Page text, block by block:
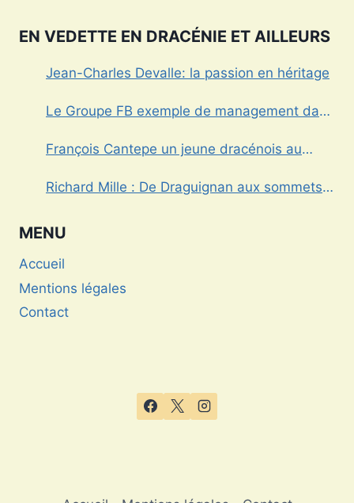
EN VEDETTE EN DRACÉNIE ET AILLEURS
Jean-Charles Devalle: la passion en héritage
Le Groupe FB exemple de management dans
François Cantepe un jeune dracénois au
Richard Mille : De Draguignan aux sommets
MENU
Accueil
Mentions légales
Contact